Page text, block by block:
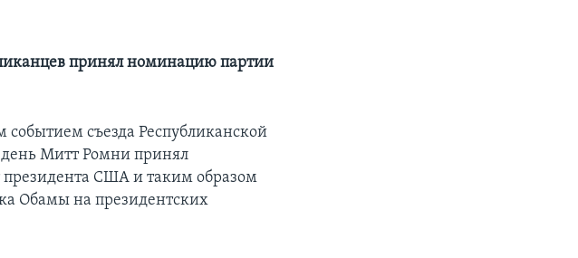
принял номинацию партии
съезда Республиканской
день Митт Ромни принял
США и таким образом
Обамы на президентских